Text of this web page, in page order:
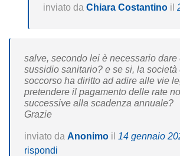
inviato da Chiara Costantino il
salve, secondo lei è necessario dare
sussidio sanitario? e se si, la società
soccorso ha diritto ad adire alle vie
pretendere il pagamento delle rate
successive alla scadenza annuale?
Grazie
inviato da Anonimo il 14 gennaio
rispondi